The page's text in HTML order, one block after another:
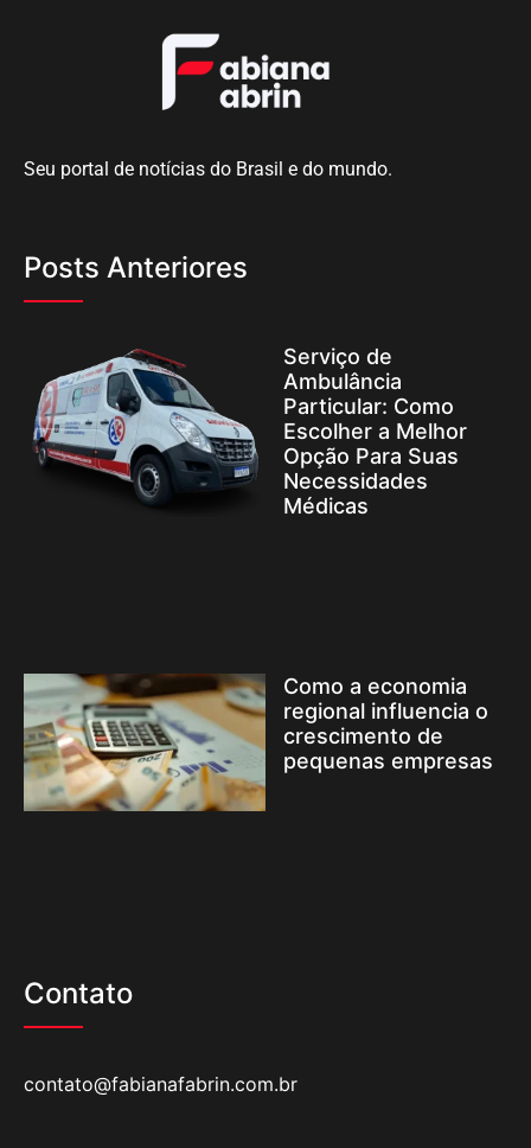
Seu portal de notícias do Brasil e do mundo.
Posts Anteriores
Serviço de
Ambulância
Particular: Como
Escolher a Melhor
Opção Para Suas
Necessidades
Médicas
Como a economia
regional influencia o
crescimento de
pequenas empresas
Contato
contato@fabianafabrin.com.br